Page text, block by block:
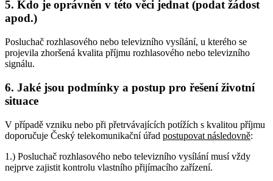
5. Kdo je oprávněn v této věci jednat (podat žádost
apod.)
Posluchač rozhlasového nebo televizního vysílání, u kterého se
projevila zhoršená kvalita příjmu rozhlasového nebo televizního
signálu.
6. Jaké jsou podmínky a postup pro řešení životní
situace
V případě vzniku nebo při přetrvávajících potížích s kvalitou příjmu
doporučuje Český telekomunikační úřad postupovat následovně:
1.) Posluchač rozhlasového nebo televizního vysílání musí vždy
nejprve zajistit kontrolu vlastního přijímacího zařízení.